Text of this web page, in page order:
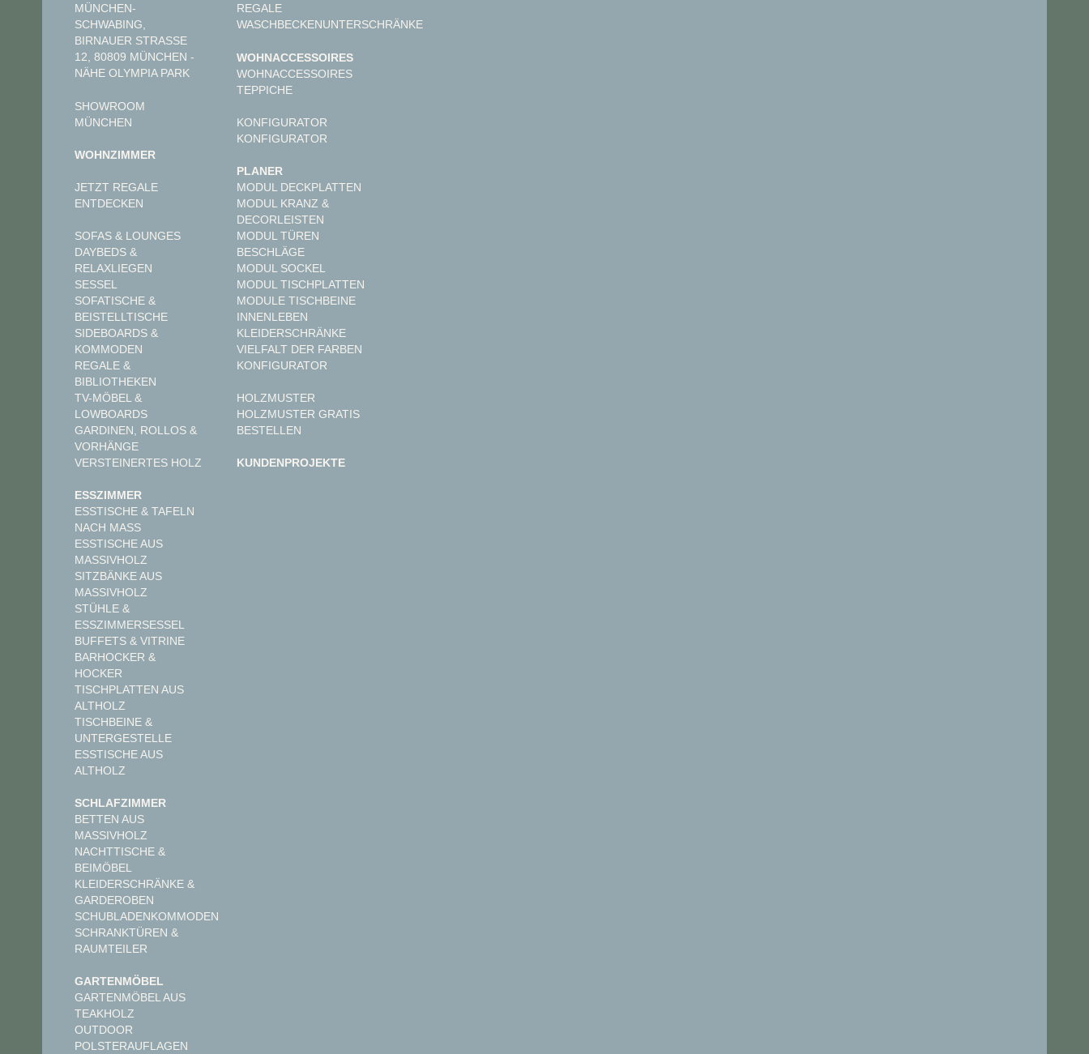
MÜNCHEN-
SCHWABING,
BIRNAUER STRASSE 1
2, 80809 MÜNCHEN - N
ÄHE OLYMPIA PARK
SHOWROOM
MÜNCHEN
WOHNZIMMER
JETZT REGALE
ENTDECKEN
SOFAS & LOUNGES
DAYBEDS &
RELAXLIEGEN
SESSEL
SOFATISCHE &
BEISTELLTISCHE
SIDEBOARDS &
KOMMODEN
REGALE &
BIBLIOTHEKEN
TV-MÖBEL &
LOWBOARDS
GARDINEN, ROLLOS &
VORHÄNGE
VERSTEINERTES HOLZ
ESSZIMMER
ESSTISCHE & TAFELN
NACH MASS
ESSTISCHE AUS
MASSIVHOLZ
SITZBÄNKE AUS
MASSIVHOLZ
STÜHLE &
ESSZIMMERSESSEL
BUFFETS & VITRINE
BARHOCKER &
HOCKER
TISCHPLATTEN AUS
ALTHOLZ
TISCHBEINE &
UNTERGESTELLE
ESSTISCHE AUS
ALTHOLZ
SCHLAFZIMMER
BETTEN AUS
MASSIVHOLZ
NACHTTISCHE &
BEIMÖBEL
KLEIDERSCHRÄNKE &
GARDEROBEN
SCHUBLADENKOMMODEN
SCHRANKTÜREN &
RAUMTEILER
GARTENMÖBEL
GARTENMÖBEL AUS
TEAKHOLZ
OUTDOOR
POLSTERAUFLAGEN
REGALE
WASCHBECKENUNTERSCHRÄNKE
WOHNACCESSOIRES
WOHNACCESSOIRES
TEPPICHE
KONFIGURATOR
KONFIGURATOR
PLANER
MODUL DECKPLATTEN
MODUL KRANZ &
DECORLEISTEN
MODUL TÜREN
BESCHLÄGE
MODUL SOCKEL
MODUL TISCHPLATTEN
MODULE TISCHBEINE
INNENLEBEN
KLEIDERSCHRÄNKE
VIELFALT DER FARBEN
KONFIGURATOR
HOLZMUSTER
HOLZMUSTER GRATIS
BESTELLEN
KUNDENPROJEKTE